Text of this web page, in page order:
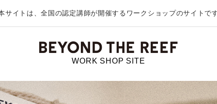
サイトは、全国の認定講師が開催する ワークショップのサイトで
WORK SHOP SITE